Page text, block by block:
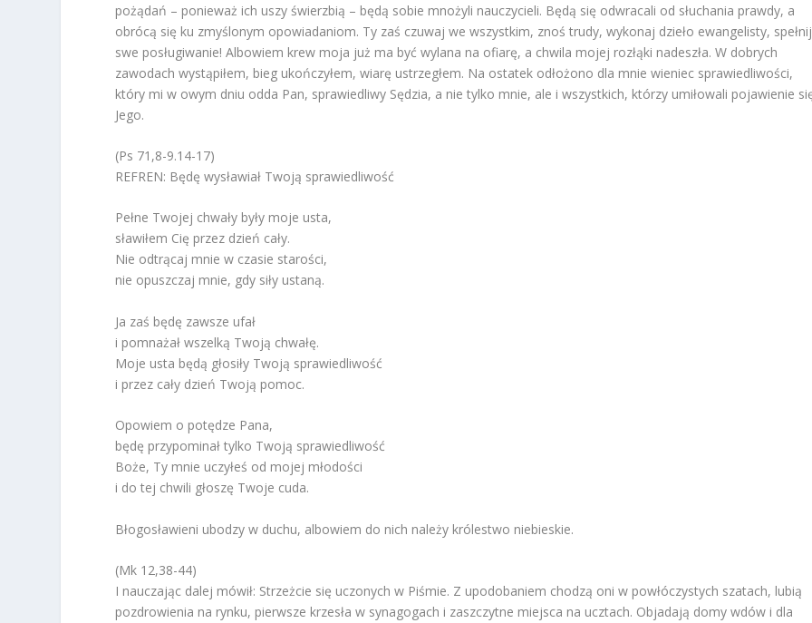
pożądań – ponieważ ich uszy świerzbią – będą sobie mnożyli nauczycieli. Będą się odwracali od słuchania prawdy, a
obrócą się ku zmyślonym opowiadaniom. Ty zaś czuwaj we wszystkim, znoś trudy, wykonaj dzieło ewangelisty, spełnij
swe posługiwanie! Albowiem krew moja już ma być wylana na ofiarę, a chwila mojej rozłąki nadeszła. W dobrych
zawodach wystąpiłem, bieg ukończyłem, wiarę ustrzegłem. Na ostatek odłożono dla mnie wieniec sprawiedliwości,
który mi w owym dniu odda Pan, sprawiedliwy Sędzia, a nie tylko mnie, ale i wszystkich, którzy umiłowali pojawienie
Jego.
(Ps 71,8-9.14-17)
REFREN: Będę wysławiał Twoją sprawiedliwość
Pełne Twojej chwały były moje usta,
sławiłem Cię przez dzień cały.
Nie odtrącaj mnie w czasie starości,
nie opuszczaj mnie, gdy siły ustaną.
Ja zaś będę zawsze ufał
i pomnażał wszelką Twoją chwałę.
Moje usta będą głosiły Twoją sprawiedliwość
i przez cały dzień Twoją pomoc.
Opowiem o potędze Pana,
będę przypominał tylko Twoją sprawiedliwość
Boże, Ty mnie uczyłeś od mojej młodości
i do tej chwili głoszę Twoje cuda.
Błogosławieni ubodzy w duchu, albowiem do nich należy królestwo niebieskie.
(Mk 12,38-44)
I nauczając dalej mówił: Strzeżcie się uczonych w Piśmie. Z upodobaniem chodzą oni w powłóczystych szatach, lubią
pozdrowienia na rynku, pierwsze krzesła w synagogach i zaszczytne miejsca na ucztach. Objadają domy wdów i dla